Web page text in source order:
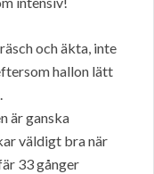
och äkta, inte
hallon lätt
är ganska
väldigt bra när
33 gånger